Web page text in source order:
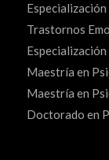
Trastornos
Maestría en
Maestría en
Doctorado en